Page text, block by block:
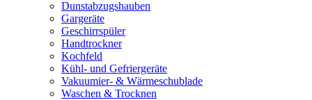
Dunstabzugshauben
Gargeräte
Geschirrspüler
Handtrockner
Kochfeld
Kühl- und Gefriergeräte
Vakuumier- & Wärmeschublade
Waschen & Trocknen